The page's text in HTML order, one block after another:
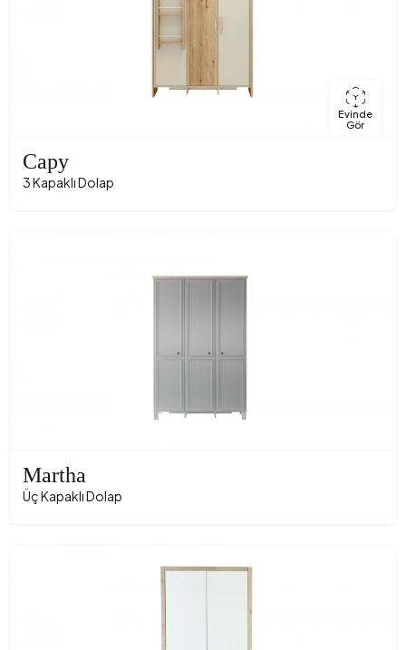
Evinde
Gör
Capy
3 Kapaklı Dolap
Martha
Üç Kapaklı Dolap